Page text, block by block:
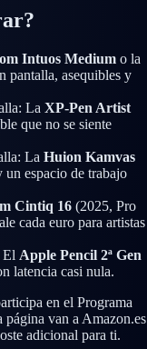
Intuos Medium o la
pantalla, asequibles y
La XP-Pen Artist
que no se siente
La Huion Kamvas
espacio de trabajo
Cintiq 16 (2025, Pro
cada euro para artistas
El Apple Pencil 2ª Gen
latencia casi nula.
en el Programa
página van a Amazon.es
adicional para ti.